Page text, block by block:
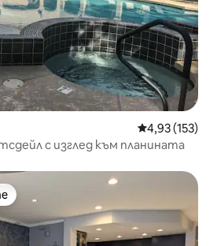
Средна
4,93 (153)
с изглед към планината
на гостите